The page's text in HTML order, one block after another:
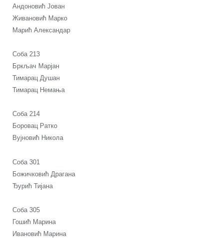
Андоновић Јован
Живановић Марко
Марић Александар
Соба 213
Бркљач Марјан
Тимарац Душан
Тимарац Немања
Соба 214
Боровац Ратко
Вујновић Никола
Соба 301
Божичковић Драгана
Ђурић Тијана
Соба 305
Гошић Марина
Ивановић Марина